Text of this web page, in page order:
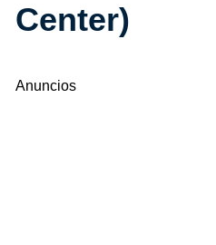
Center)
Anuncios